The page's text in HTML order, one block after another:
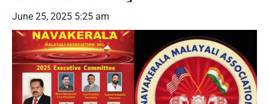
June 25, 2025 5:25 am